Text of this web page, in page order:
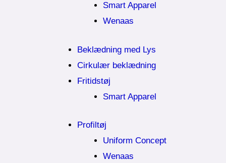
Smart Apparel
Wenaas
Beklædning med Lys
Cirkulær beklædning
Fritidstøj
Smart Apparel
Profiltøj
Uniform Concept
Wenaas